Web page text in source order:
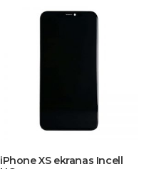
iPhone XS ekranas Incell